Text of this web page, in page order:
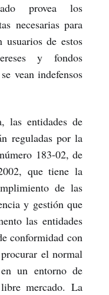
provea los
necesarias para
usuarios de estos
y fondos
vean indefensos
las entidades de
reguladas por la
183-02, de
que tiene la
de las
y gestión que
las entidades
conformidad con
el normal
un entorno de
mercado. La